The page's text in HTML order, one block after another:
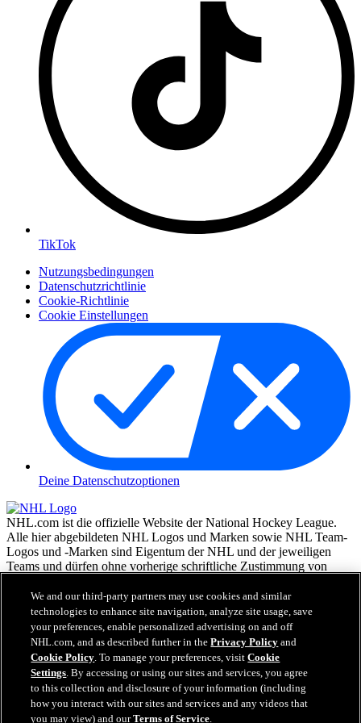
TikTok
Nutzungsbedingungen
Datenschutzrichtlinie
Cookie-Richtlinie
Cookie Einstellungen
Deine Datenschutzoptionen
NHL.com ist die offizielle Website der National Hockey League.
Alle hier abgebildeten NHL Logos und Marken sowie NHL Team-
Logos und -Marken sind Eigentum der NHL und der jeweiligen
Teams und dürfen ohne vorherige schriftliche Zustimmung von
Alle Rechte vorbehalten. Alle NHL Team-Trikots, die mit den
Namen und Nummern der NHL Spieler versehen sind, sind offiziell
von der NHL und der NHLPA lizenziert. Die Wortmarke Zamboni
und die Konfiguration der Zamboni Eismaschine sind eingetragene
Warenzeichen von Frank J. Zamboni & Co., Inc.© Frank J.
Zamboni & Co., Inc. 2026. Alle Rechte vorbehalten. Alle andere
Warenzeichen oder Copyrights Dritter sind Eigentum der jeweiligen
Inhaber. Alle Rechte vorbehalten.
We and our third-party partners may use cookies and similar
technologies to enhance site navigation, analyze site usage, save
your preferences, enable personalized advertising on and off
NHL.com, and as described further in thePrivacy Policy and
Cookie Policy. To manage your preferences, visitCookie
Settings. By accessing or using our sites and services, you agree
to this collection and disclosure of your information (including
how you interact with our sites and services and any videos that
you may view) and ourTerms of Service.